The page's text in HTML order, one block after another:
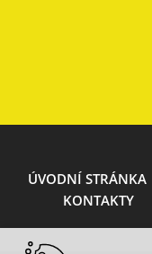
ÚVODNÍ STRÁNKA
KONTAKTY